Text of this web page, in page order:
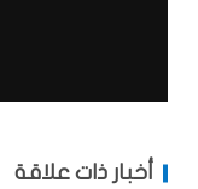
أخبار ذات علاقة